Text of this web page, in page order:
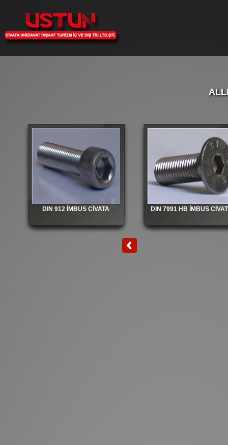
DIN 912 İMBUS CİVATA DIN 7991 HB İMBUS